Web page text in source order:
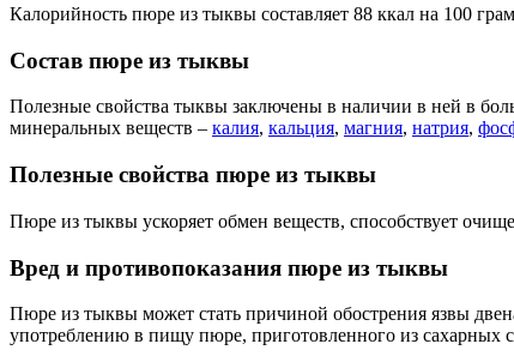
Калорийность пюре из тыквы составляет 88 ккал на 100
Состав пюре из тыквы
Полезные свойства тыквы заключены в наличии в ней в
минеральных веществ – калия, кальция, магния, натрия,
Полезные свойства пюре из тыквы
Пюре из тыквы ускоряет обмен веществ, способствует
Вред и противопоказания пюре из тыквы
Пюре из тыквы может стать причиной обострения язвы
употреблению в пищу пюре, приготовленного из сахарных